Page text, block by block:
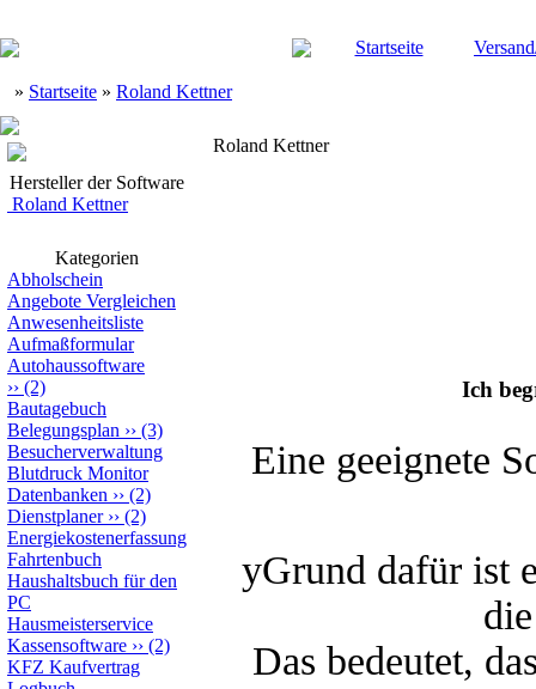
Startseite
» Startseite » Roland Kettner
Hersteller der Software
Roland Kettner
Kategorien
Abholschein
Angebote Vergleichen
Anwesenheitsliste
Aufmaßformular
Autohaussoftware
›› (2)
Bautagebuch
Belegungsplan ›› (3)
Besucherverwaltung
Blutdruck Monitor
Datenbanken ›› (2)
Dienstplaner›› (2)
Energiekostenerfassung
Fahrtenbuch
Haushaltsbuch für den
PC
Hausmeisterservice
Kassensoftware ›› (2)
KFZ Kaufvertrag
Roland Kettner
Ich
Eine geeignete
yGrund dafür ist
Das bedeutet,